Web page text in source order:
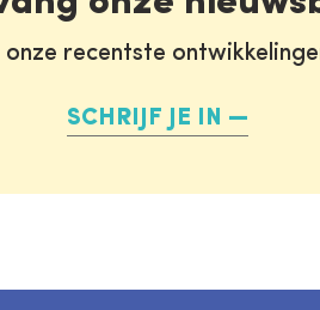
recentste
SCHRIJF JE IN